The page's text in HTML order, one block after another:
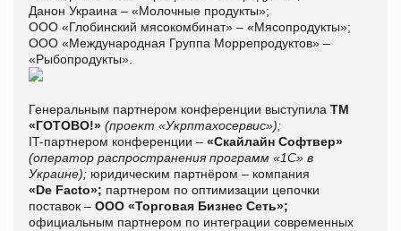
Данон Украина – «Молочные продукты»;
ООО «Глобинский мясокомбинат» – «Мясопродукты»;
ООО «Международная Группа Моррепродуктов» –
«Рыбопродукты».
Генеральным партнером конференции выступила ТМ
«ГОТОВО!» (проект «Укрптахосервис»);
IT-партнером конференции – «Скайлайн Софтвер»
(оператор распространения программ «1С» в
Украине); юридическим партнёром – компания
«De Facto»; партнером по оптимизации цепочки
поставок – ООО «Торговая Бизнес Сеть»;
официальным партнером по интеграции современных